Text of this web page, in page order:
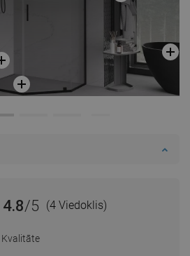
4.8/5 (4 Viedoklis)
Kvalitāte